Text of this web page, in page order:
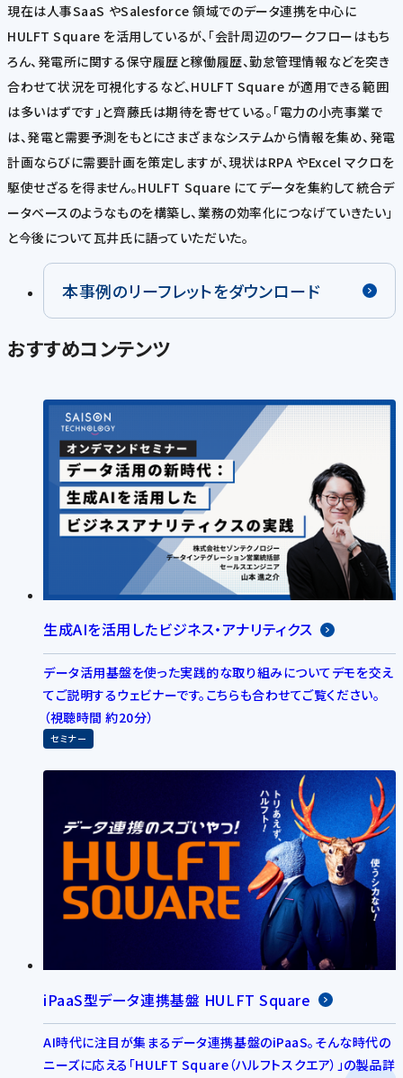
現在は人事SaaS やSalesforce 領域でのデータ連携を中心に
HULFT Square を活用しているが、「会計周辺のワークフローはもち
ろん、発電所に関する保守履歴と稼働履歴、勤怠管理情報などを突き
合わせて状況を可視化するなど、HULFT Square が適用できる範囲
は多いはずです」と齊藤氏は期待を寄せている。「電力の小売事業で
は、発電と需要予測をもとにさまざまなシステムから情報を集め、発電
計画ならびに需要計画を策定しますが、現状はRPA やExcel マクロを
駆使せざるを得ません。HULFT Square にてデータを集約して統合デ
ータベースのようなものを構築し、業務の効率化につなげていきたい」
と今後について瓦井氏に語っていただいた。
本事例のリーフレットをダウンロード
おすすめコンテンツ
生成AIを活用したビジネス・アナリティクス
データ活用基盤を使った実践的な取り組みについてデモを交え
てご説明するウェビナーです。こちらも合わせてご覧ください。
（視聴時間 約20分）
セミナー
iPaaS型データ連携基盤 HULFT Square
AI時代に注目が集まるデータ連携基盤のiPaaS。そんな時代の
ニーズに応える「HULFT Square（ハルフトスクエア）」の製品詳